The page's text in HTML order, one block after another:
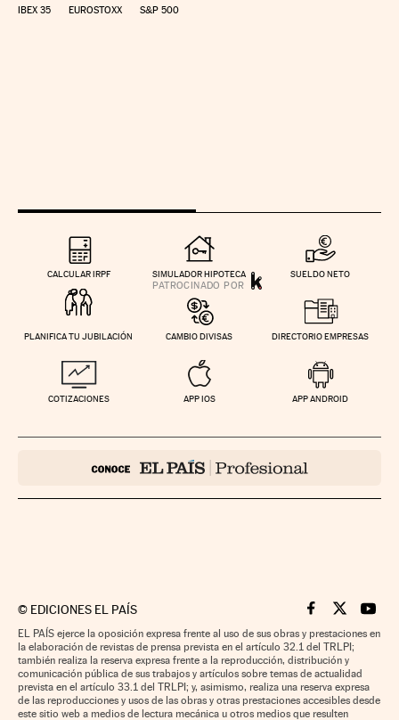
IBEX 35 EUROSTOXX S&P 500
CALCULAR IRPF SIMULADOR HIPOTECA SUELDO NETO
PLANIFICA TU JUBILACIÓN CAMBIO DIVISAS DIRECTORIO EMPRESAS
COTIZACIONES APP IOS APP ANDROID
© EDICIONES EL PAÍS Cinco Días en
Cinco Días
Cinco
EL PAÍS ejerce la oposición expresa frente al uso de sus obras y prestaciones en
la elaboración de revistas de prensa prevista en el artículo 32.1 del TRLPI;
también realiza la reserva expresa frente a la reproducción, distribución y
comunicación pública de sus trabajos y artículos sobre temas de actualidad
prevista en el artículo 33.1 del TRLPI; y, asimismo, realiza una reserva expresa
de las reproducciones y usos de las obras y otras prestaciones accesibles desde
este sitio web a medios de lectura mecánica u otros medios que resulten